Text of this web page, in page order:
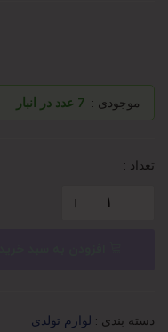
موجودی : 7 عدد در انبار
تعداد :
دسته بندی : لوازم تولدی